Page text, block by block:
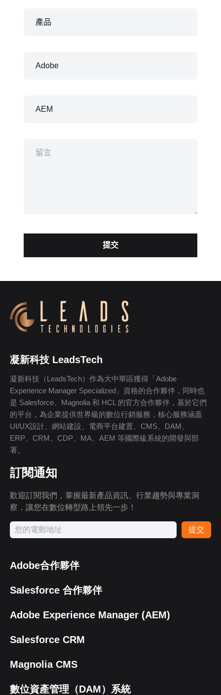
凝新科技 LeadsTech
凝新科技（LeadsTech）作為大中華區獲得「Adobe
Experience Manager Specialized」資格的合作夥伴，同時也
是 Salesforce、Magnolia 和 HCL 的官方合作夥伴，基於它們
的平台，為企業提供世界級的數位行銷服務，核心服務涵蓋
UI/UX設計、網站建設、電商平台建置、CMS、DAM、
ERP、CRM、CDP、MA、AEM 等國際級系統的開發與部
署。
訂閱通知
歡迎訂閱我們，掌握最新產品資訊、行業趨勢與專業洞
察，讓您在數位轉型路上領先一步！
提交
Adobe合作夥伴
Salesforce 合作夥伴
Adobe Experience Manager (AEM)
Salesforce CRM
Magnolia CMS
數位資產管理（DAM）系統